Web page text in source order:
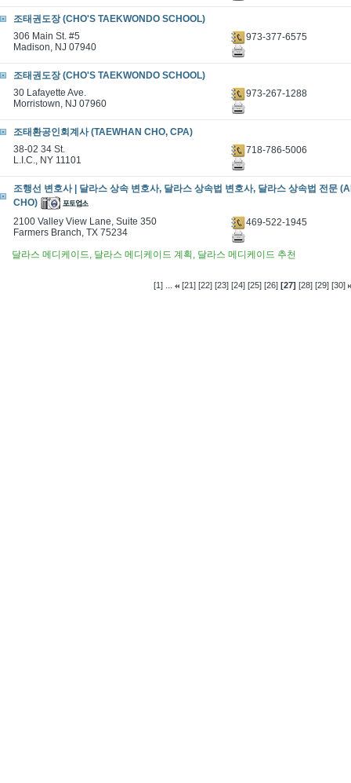
조태권도장 (CHO'S TAEKWONDO SCHOOL)
306 Main St. #5
Madison, NJ 07940
973-377-6575
조태권도장 (CHO'S TAEKWONDO SCHOOL)
30 Lafayette Ave.
Morristown, NJ 07960
973-267-1288
조태환공인회계사 (TAEWHAN CHO, CPA)
38-02 34 St.
L.I.C., NY 11101
718-786-5006
조행선 변호사 | 달라스 상속 변호사, 달라스 상속법 변호사, 달라스 상속법 전문
CHO)
2100 Valley View Lane, Suite 350
Farmers Branch, TX 75234
469-522-1945
달라스 메디케이드, 달라스 메디케이드 계획, 달라스 메디케이드 추천
[1]... [21] [22] [23] [24] [25] [26] [27] [28] [29] [30]